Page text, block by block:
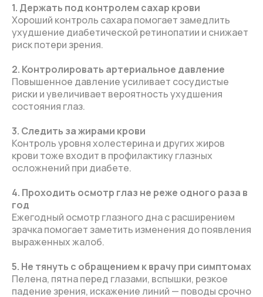
1. Держать под контролем сахар крови
Хороший контроль сахара помогает замедлить
ухудшение диабетической ретинопатии и снижает
риск потери зрения.
2. Контролировать артериальное давление
Повышенное давление усиливает сосудистые
риски и увеличивает вероятность ухудшения
состояния глаз.
3. Следить за жирами крови
Контроль уровня холестерина и других жиров
крови тоже входит в профилактику глазных
осложнений при диабете.
4. Проходить осмотр глаз не реже одного раза в
год
Ежегодный осмотр глазного дна с расширением
зрачка помогает заметить изменения до появления
выраженных жалоб.
5. Не тянуть с обращением к врачу при симптомах
Пелена, пятна перед глазами, вспышки, резкое
падение зрения, искажение линий — поводы срочно